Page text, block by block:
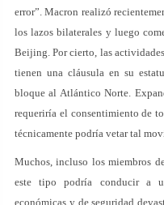
error”. Macron realizó
los lazos bilaterales y luego
Beijing. Por cierto, las
tienen una cláusula en su
bloque al Atlántico Norte.
requeriría el consentimiento de
técnicamente podría vetar tal
Muchos, incluso los miembros
este tipo podría conducir a
económicas y de seguridad